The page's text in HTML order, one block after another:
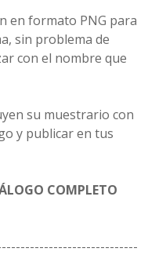
en formato PNG para
sin problema de
con el nombre que
su muestrario con
y publicar en tus
COMPLETO